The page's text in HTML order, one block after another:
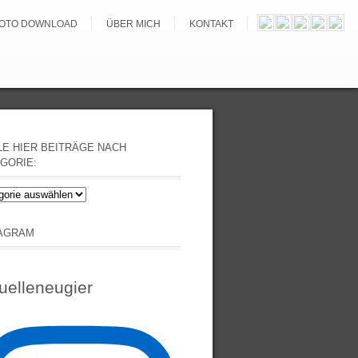
DOWNLOAD ÜBER MICH KONTAKT
HIER BEITRÄGE NACH